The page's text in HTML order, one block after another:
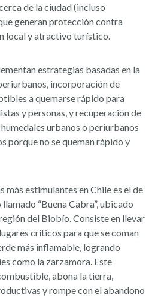
de la ciudad (incluso
generan protección contra
local y atractivo turístico.
estrategias basadas en la
incorporación de
a quemarse rápido para
y personas, y recuperación de
urbanos o periurbanos
porque no se queman rápido y
más estimulantes en Chile es el de
“Buena Cabra”, ubicado
del Biobío. Consiste en llevar
críticos para que se coman
más inflamable, logrando
como la zarzamora. Este
abona la tierra,
y rompe con el abandono